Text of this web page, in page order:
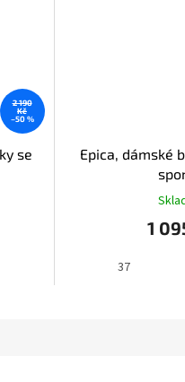
2 190
Kč
–50 %
se
Epica, dámské
1
37